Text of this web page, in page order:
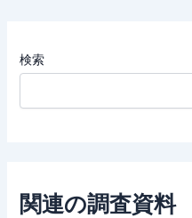
検索
関連の調査資料